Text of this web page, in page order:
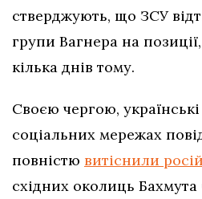
стверджують, що ЗСУ
групи Вагнера на
кілька днів тому.
Своєю чергою,
соціальних мережах
повністю витіснили
східних околиць Бахмута